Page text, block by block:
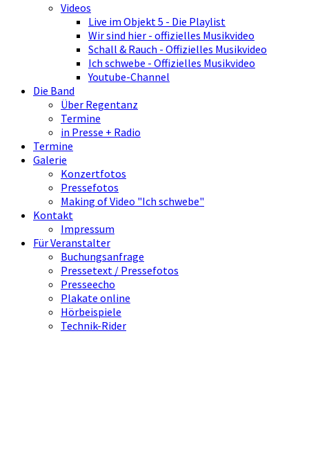
Videos
Live im Objekt 5 - Die Playlist
Wir sind hier - offizielles Musikvideo
Schall & Rauch - Offizielles Musikvideo
Ich schwebe - Offizielles Musikvideo
Youtube-Channel
Die Band
Über Regentanz
Termine
in Presse + Radio
Termine
Galerie
Konzertfotos
Pressefotos
Making of Video "Ich schwebe"
Kontakt
Impressum
Für Veranstalter
Buchungsanfrage
Pressetext / Pressefotos
Presseecho
Plakate online
Hörbeispiele
Technik-Rider